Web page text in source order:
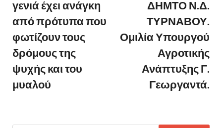
γενιά έχει ανάγκη
από πρότυπα που
φωτίζουν τους
δρόμους της
ψυχής και του
μυαλού
ΔΗΜΤΟ Ν.Δ.
ΤΥΡΝΑΒΟΥ.
Ομιλία Υπουργού
Αγροτικής
Ανάπτυξης Γ.
Γεωργαντά.